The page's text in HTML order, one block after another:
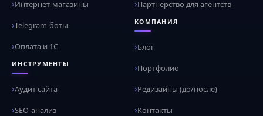
Интернет-магазины
Telegram-боты
Оплата и 1С
ИНСТРУМЕНТЫ
Аудит сайта
SEO-анализ
Партнёрство для агентств
КОМПАНИЯ
Блог
Портфолио
Редизайны (до/после)
Контакты